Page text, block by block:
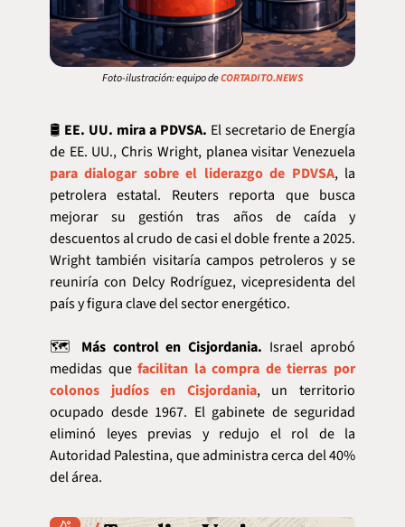
Foto-ilustración: equipo de CORTADITO.NEWS
🛢️ EE. UU. mira a PDVSA. El secretario de Energía
para dialogar sobre el liderazgo de PDVSA, la
petrolera estatal. Reuters reporta que busca
mejorar su gestión tras años de caída y
descuentos al crudo de casi el doble frente a 2025.
Wright también visitaría campos petroleros y se
reuniría con Delcy Rodríguez, vicepresidenta del
país y figura clave del sector energético.
🗺️ Más control en Cisjordania. Israel aprobó
medidas que facilitan la compra de tierras por
colonos judíos en Cisjordania, un territorio
ocupado desde 1967. El gabinete de seguridad
eliminó leyes previas y redujo el rol de la
Autoridad Palestina, que administra cerca del 40%
del área.